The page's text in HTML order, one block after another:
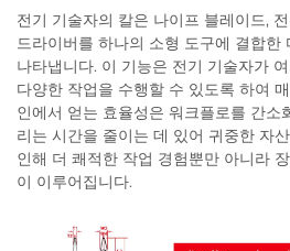
전기 기술자의 칼은 나이프 블레이드,
드라이버를 하나의 소형 도구에 결합한
나타냅니다. 이 기능은 전기 기술자가
다양한 작업을 수행할 수 있도록 하여
인에서 얻는 효율성은 워크플로를 간소
리는 시간을 줄이는 데 있어 귀중한 자
인해 더 쾌적한 작업 경험뿐만 아니라
이 이루어집니다.